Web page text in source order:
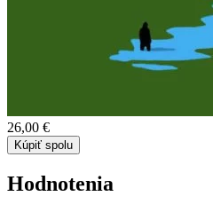
26,00 €
Kúpiť spolu
Hodnotenia